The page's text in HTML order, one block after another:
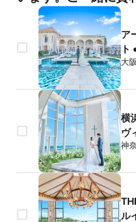
ア
大
横
ヴ
神
ル